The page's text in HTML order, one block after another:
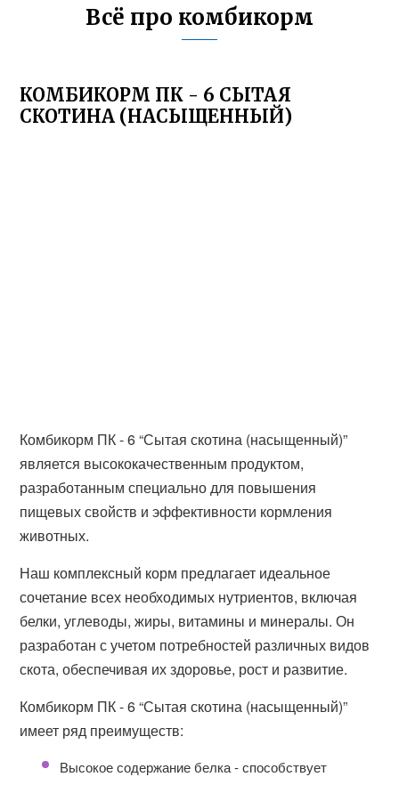
Всё про комбикорм
КОМБИКОРМ ПК - 6 СЫТАЯ
СКОТИНА (НАСЫЩЕННЫЙ)
Комбикорм ПК - 6 “Сытая скотина (насыщенный)”
является высококачественным продуктом,
разработанным специально для повышения
пищевых свойств и эффективности кормления
животных.
Наш комплексный корм предлагает идеальное
сочетание всех необходимых нутриентов, включая
белки, углеводы, жиры, витамины и минералы. Он
разработан с учетом потребностей различных видов
скота, обеспечивая их здоровье, рост и развитие.
Комбикорм ПК - 6 “Сытая скотина (насыщенный)”
имеет ряд преимуществ:
Высокое содержание белка - способствует